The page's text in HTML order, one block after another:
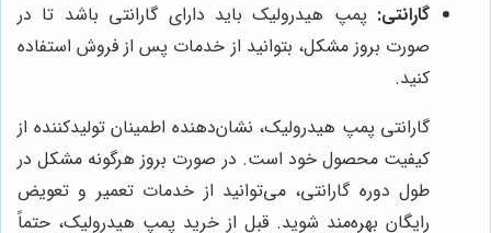
گارانتی: پمپ هیدرولیک باید دارای گارانتی باشد تا در
صورت بروز مشکل، بتوانید از خدمات پس از فروش استفاده
کنید.
گارانتی پمپ هیدرولیک، نشان‌دهنده اطمینان تولیدکننده از
کیفیت محصول خود است. در صورت بروز هرگونه مشکل در
طول دوره گارانتی، می‌توانید از خدمات تعمیر و تعویض
رایگان بهره‌مند شوید. قبل از خرید پمپ هیدرولیک، حتماً